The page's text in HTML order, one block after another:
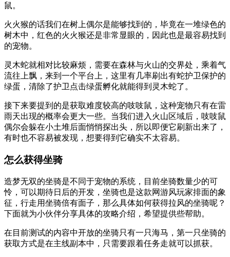
鼠。
火火猴的话我们在树上偶尔是能够找到的，毕竟在一堆绿色的
树木中，红色的火火猴还是非常显眼的，因此也是最容易找到
的宠物。
灵木蛇就相对比较麻烦，需要在森林与火山的交界处，乘着气
流往上飘，来到一个平台上，这里有几率刷出有蛇护卫保护的
绿蛋，清除了护卫点击绿蛋孵化就能得到灵木蛇了。
接下来要提到的是获取难度较高的吱吱鼠，这种宠物只有在雷
雨天出现的概率会更大一些。当我们进入火山区域后，吱吱鼠
偶尔会躲在小土堆后面悄悄探出头，所以即便它刷新出来了，
有时也不容易被发现，想要得到它确实不太容易。
怎么获得坐骑
造梦无双的坐骑是不同于宠物的系统，目前坐骑数量少的可
怜，可以期待日后的开发，坐骑也是这款网游风玩家排面的象
征，行走用坐骑倍有面子，那么具体如何获得拉风的坐骑呢？
下面就为小伙伴分享具体的攻略介绍，希望提供些帮助。
在目前测试的内容中开放的坐骑只有一只海马，第一只坐骑的
获取方式是在主线副本中，只需要跟着任务走就可以抓获。